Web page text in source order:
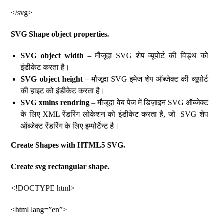
</svg>
SVG Shape object properties.
SVG object width – मौजूदा SVG शेप व्यूपोर्ट की विड्थ को
इंडीकेट करता है।
SVG object height– मौजूदा SVG इमेज शेप ऑब्जेक्ट की व्यूपोर्ट
की हाइट को इंडीकेट करता है।
SVG xmlns rendring– मौजूदा वेब पेज में डिज़ाइन SVG ऑब्जेक्ट
के लिए XML रेंडरिंग लोकेशन को इंडीकेट करता है, जो SVG शेप
ऑब्जेक्ट रेंडरिंग के लिए इम्पोर्टेन्ट है।
Create Shapes with HTML5 SVG.
Create svg rectangular shape.
<!DOCTYPE html>
<html lang=”en”>